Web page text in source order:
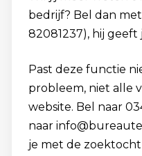
bedrijf? Bel dan met
82081237), hij
Past deze functie
probleem, niet alle
website. Bel naar
naar
je met de